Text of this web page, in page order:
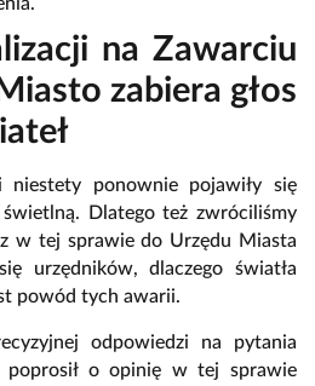
na Zawarciu
zabiera głos
niestety ponownie pojawiły się
Dlatego też zwróciliśmy
w tej sprawie do Urzędu Miasta
urzędników, dlaczego światła
powód tych awarii.
odpowiedzi na pytania
poprosił o opinię w tej sprawie